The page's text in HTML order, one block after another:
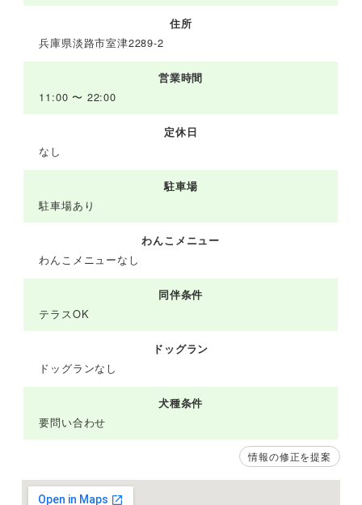
住所
兵庫県淡路市室津2289-2
営業時間
11:00 〜 22:00
定休日
なし
駐車場
駐車場あり
わんこメニュー
わんこメニューなし
同伴条件
テラスOK
ドッグラン
ドッグランなし
犬種条件
要問い合わせ
情報の修正を提案